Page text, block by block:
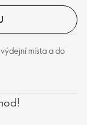
místa a do